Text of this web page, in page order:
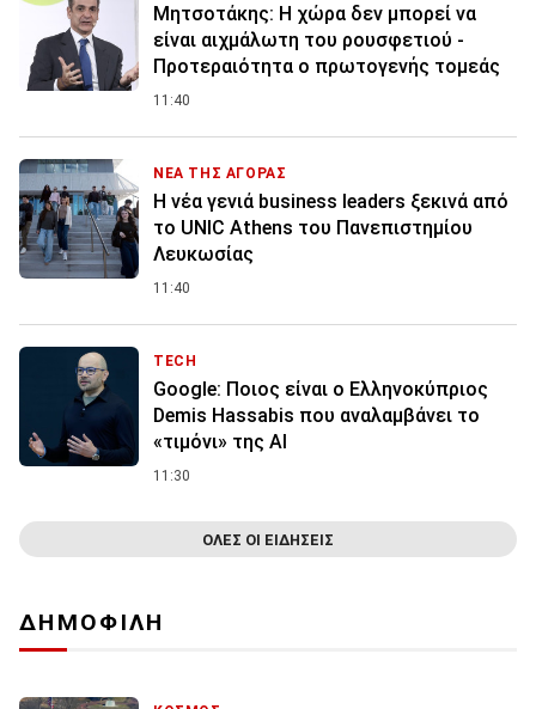
Μητσοτάκης: Η χώρα δεν μπορεί να
είναι αιχμάλωτη του ρουσφετιού -
Προτεραιότητα ο πρωτογενής τομεάς
11:40
ΝΕΑ ΤΗΣ ΑΓΟΡΑΣ
Η νέα γενιά business leaders ξεκινά από
το UNIC Athens του Πανεπιστημίου
Λευκωσίας
11:40
TECH
Google: Ποιος είναι ο Ελληνοκύπριος
Demis Hassabis που αναλαμβάνει το
«τιμόνι» της ΑΙ
11:30
ΟΛΕΣ ΟΙ ΕΙΔΗΣΕΙΣ
ΔΗΜΟΦΙΛΗ